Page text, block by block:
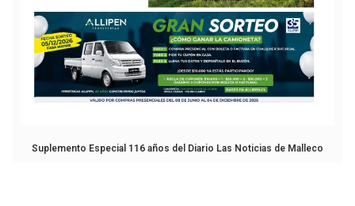
Suplemento Especial 116 años del Diario Las Noticias de Malleco